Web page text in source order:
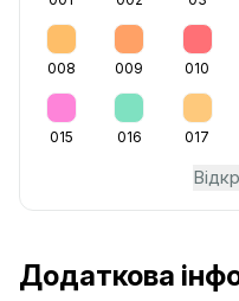
008 009 010
015 016 017
Додаткова